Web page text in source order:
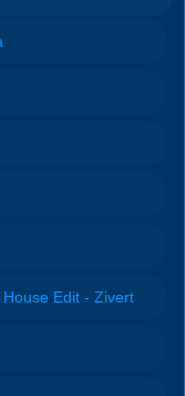
Edit - Zivert